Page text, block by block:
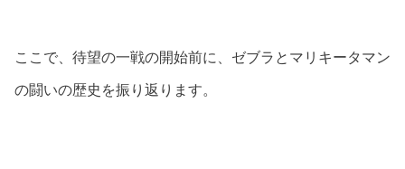
ここで、待望の一戦の開始前に、ゼブラとマリキータマン
の闘いの歴史を振り返ります。